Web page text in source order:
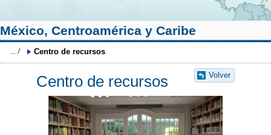
México, Centroamérica y Caribe
Centro de recursos
Volver
Centro de recursos